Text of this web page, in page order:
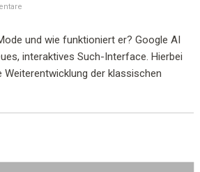
und wie funktioniert er? Google AI
interaktives Such-Interface. Hierbei
der klassischen